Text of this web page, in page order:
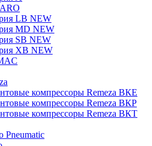
LB NEW
MD NEW
SB NEW
XB NEW
компрессоры Remeza ВКЕ
компрессоры Remeza ВКР
компрессоры Remeza ВКТ
Pneumatic